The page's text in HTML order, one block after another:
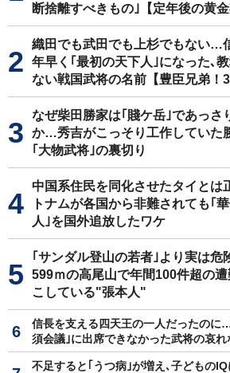
断捨離すべきもの｣【定年後の黄金
織田でも武田でも上杉でもない…
年早く｢最初の天下人｣になった､
ない戦国武将の名前【豊臣兄弟！3
なぜ柴田勝家は｢賤ケ岳｣であっさ
か…秀吉がこっそり工作していた
｢大物武将｣の裏切り
中国系住民を同化させたタイと
トナムが各国から非難されても｢
人｣を国外追放したワケ
｢サンダル登山の若者｣より実は
599ｍの高尾山で年間100件超の
こしている"張本人"
信長を支える四天王の一人だったのに
須会議｣に出席できなかった武将の哀れ
不足すると｢うつ病｣が増え､子どもの